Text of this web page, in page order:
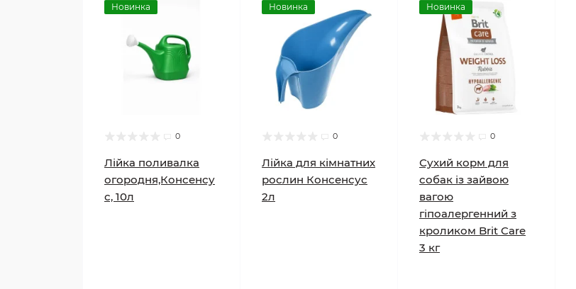
Новинка
0
Лійка поливалка
огородня,Консенсу
с, 10л
Новинка
0
Лійка для кімнатних
рослин Консенсус
2л
Новинка
0
Сухий корм для
собак із зайвою
вагою
гіпоалергенний з
кроликом Brit Care
3 кг